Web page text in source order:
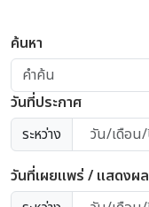
ค้นหา
วันที่ประกาศ
ระหว่าง
วันที่เผยแพร่ / แสดงผล